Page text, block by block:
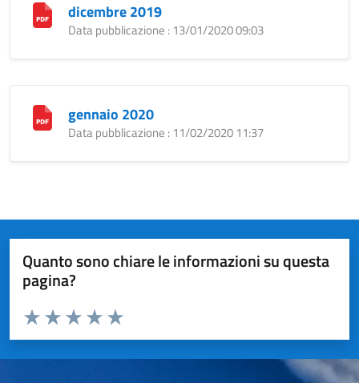
dicembre 2019
Data pubblicazione : 13/01/2020 09:03
gennaio 2020
Data pubblicazione : 11/02/2020 11:37
Quanto sono chiare le informazioni su questa
pagina?
Valuta da 1 a 5 stelle la pagina
Valuta 5 stelle su 5
Valuta 4 stelle su 5
Valuta 3 stelle su 5
Valuta 2 stelle su 5
Valuta 1 stelle su 5